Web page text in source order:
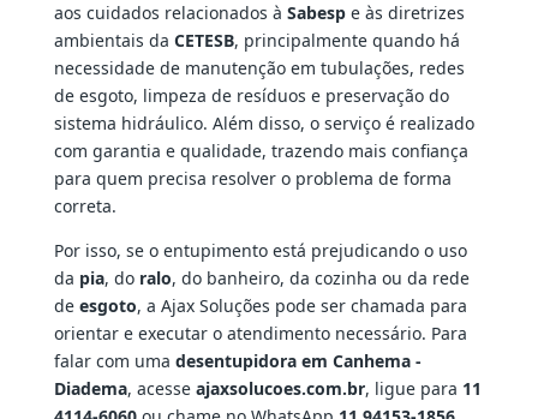
aos cuidados relacionados à Sabespe às diretrizes
ambientais da CETESB, principalmente quando há
necessidade de manutenção em tubulações, redes
de esgoto, limpeza de resíduos e preservação do
sistema hidráulico. Além disso, o serviço é realizado
com garantia e qualidade, trazendo mais confiança
para quem precisa resolver o problema de forma
correta.
Por isso, se o entupimento está prejudicando o uso
da pia, do ralo, do banheiro, da cozinha ou da rede
de esgoto, a Ajax Soluções pode ser chamada para
orientar e executar o atendimento necessário. Para
falar com uma desentupidora em Canhema -
Diadema, acesse ajaxsolucoes.com.br, ligue para 11